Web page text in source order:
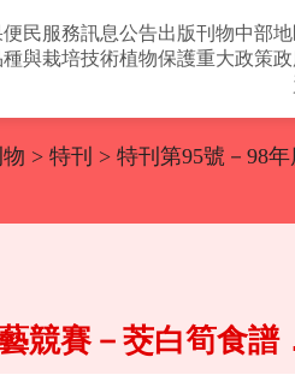
便民服務訊息公告出版刊物中部
與栽培技術植物保護重大政策
> 特刊 > 特刊第95號－98
競賽－茭白筍食譜